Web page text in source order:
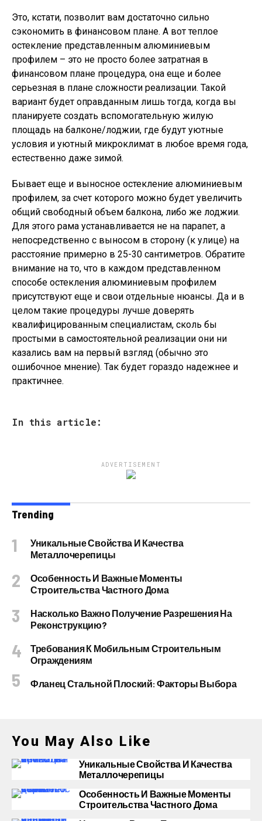
Это, кстати, позволит вам достаточно сильно
сэкономить в финансовом плане. А вот теплое
остекление представленным алюминиевым
профилем – это не просто более затратная в
финансовом плане процедура, она еще и более
серьезная в плане сложности реализации. Такой
вариант будет оправданным лишь тогда, когда вы
планируете создать вспомогательную жилую
площадь на балконе/лоджии, где будут уютные
условия и уютный микроклимат в любое время года,
естественно даже зимой.
Бывает еще и выносное остекление алюминиевым
профилем, за счет которого можно будет увеличить
общий свободный объем балкона, либо же лоджии.
Для этого рама устанавливается не на парапет, а
непосредственно с выносом в сторону (к улице) на
расстояние примерно в 25-30 сантиметров. Обратите
внимание на то, что в каждом представленном
способе остекления алюминиевым профилем
присутствуют еще и свои отдельные нюансы. Да и в
целом такие процедуры лучше доверять
квалифицированным специалистам, сколь бы
простыми в самостоятельной реализации они ни
казались вам на первый взгляд (обычно это
ошибочное мнение). Так будет гораздо надежнее и
практичнее.
In this article:
ADVERTISEMENT
Trending
Уникальные Свойства И Качества
Металлочерепицы
Особенность И Важные Моменты
Строительства Частного Дома
Насколько Важно Получение Разрешения На
Реконструкцию?
Требования К Мобильным Строительным
Ограждениям
Фланец Стальной Плоский: Факторы Выбора
You May Also Like
Уникальные Свойства И Качества
Металлочерепицы
Особенность И Важные Моменты
Строительства Частного Дома